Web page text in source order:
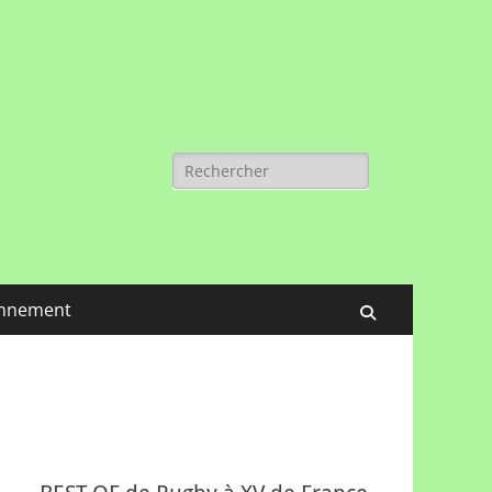
Rechercher :